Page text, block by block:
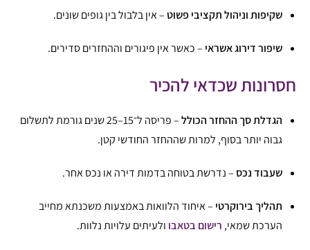
שקיפות וניהול תקציבי פשוט– אין בלבול בין גופים שונים.
שיפור דירוג אשראי – כאשר אין פיגורים וההחזרים סדירים.
חסרונות שכדאי להכיר
הגדלת סך ההחזר הכולל
– פריסה ל־15–25 שנים גורמת לתשלום
גבוה יותר בסוף, למרות שההחזר החודשי קטן.
שעבוד נכס– נדרשת בטוחה בדמות דירה או נכס אחר.
תהליך בירוקרטי – איחוד הלוואות באמצעות משכנתא מחייב
הערכת שמאי, רישום בטאבו ולעיתים עלויות נלוות.